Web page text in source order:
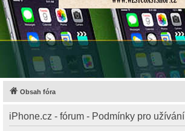
Obsah fóra
iPhone.cz - fórum - Podmínky pro užívání